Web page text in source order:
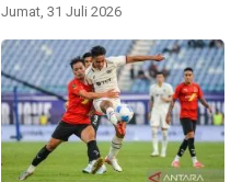
Jumat, 31 Juli 2026